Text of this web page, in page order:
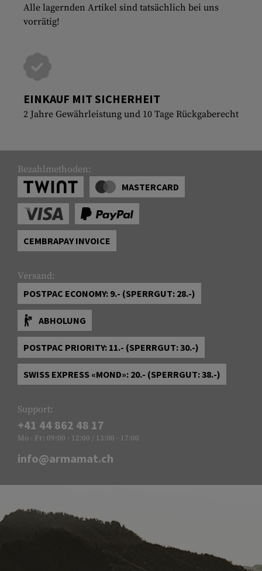
Alle lagernden Artikel sind tatsächlich bei uns
vorrätig!
EINKAUF MIT SICHERHEIT
2 Jahre Gewährleistung und 10 Tage Rückgaberecht
Bezahlmethoden:
MASTERCARD
CEMBRAPAY INVOICE
Versand:
POSTPAC ECONOMY: 9.- (SPERRGUT: 28.-)
ABHOLUNG
POSTPAC PRIORITY: 11.- (SPERRGUT: 30.-)
SWISS EXPRESS «MOND»: 20.- (SPERRGUT: 38.-)
Support:
+41 44 862 48 17
Mo - Fr: 09:00 - 12:00 / 13:00 - 17:00
info@armamat.ch